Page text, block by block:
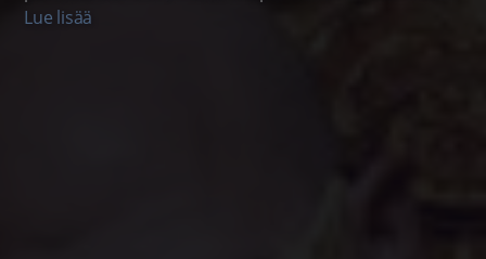
vaatii asiantuntemusta, eikä pettymyksiltäkään aina
Lue lisää